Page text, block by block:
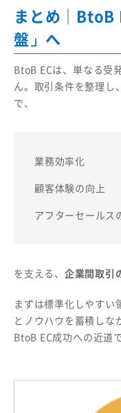
まとめ｜BtoB
盤」へ
BtoB ECは、単なる受
ん。取引条件を整理し
で、
業務効率化
顧客体験の向上
アフターセールス
を支える、 企業間取引
まずは標準化しやすい
とノウハウを蓄積しな
BtoB EC成功への近道で